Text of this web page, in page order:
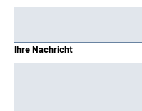
Ihre Nachricht